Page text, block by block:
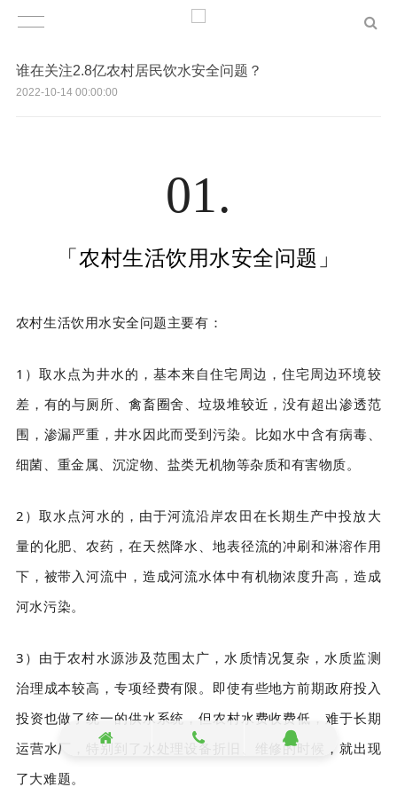
谁在关注2.8亿农村居民饮水安全问题？
2022-10-14 00:00:00
01.
「农村生活饮用水安全问题」
农村生活饮用水安全问题主要有：
1）取水点为井水的，基本来自住宅周边，住宅周边环境较
差，有的与厕所、禽畜圈舍、垃圾堆较近，没有超出渗透范
围，渗漏严重，井水因此而受到污染。比如水中含有病毒、
细菌、重金属、沉淀物、盐类无机物等杂质和有害物质。
2）取水点河水的，由于河流沿岸农田在长期生产中投放大
量的化肥、农药，在天然降水、地表径流的冲刷和淋溶作用
下，被带入河流中，造成河流水体中有机物浓度升高，造成
河水污染。
3）由于农村水源涉及范围太广，水质情况复杂 ，水质监测
治理成本较高，专项经费有限。即使有些地方前期政府投入
投资也做了统一的供水系统，但农村水费收费低，难于长期
运营水厂，特别到了水处理设备折旧、维修的时候，就出现
了大难题。